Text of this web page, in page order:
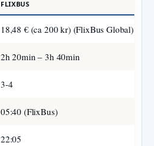
FLIXBUS
18,48 € (ca 200 kr) (FlixBus Global)
2h 20min – 3h 40min
3-4
05:40 (FlixBus)
22:05